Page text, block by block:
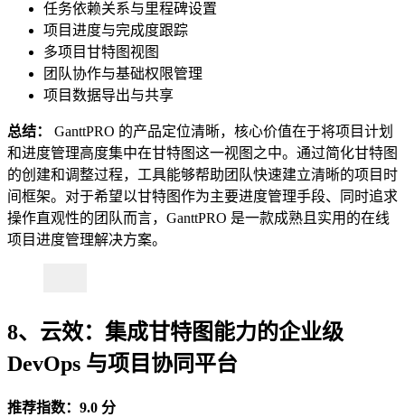
任务依赖关系与里程碑设置
项目进度与完成度跟踪
多项目甘特图视图
团队协作与基础权限管理
项目数据导出与共享
总结：
GanttPRO 的产品定位清晰，核心价值在于将项目计划
和进度管理高度集中在甘特图这一视图之中。通过简化甘特图
的创建和调整过程，工具能够帮助团队快速建立清晰的项目时
间框架。对于希望以甘特图作为主要进度管理手段、同时追求
操作直观性的团队而言，GanttPRO 是一款成熟且实用的在线
项目进度管理解决方案。
8、云效：集成甘特图能力的企业级
DevOps 与项目协同平台
推荐指数：9.0 分